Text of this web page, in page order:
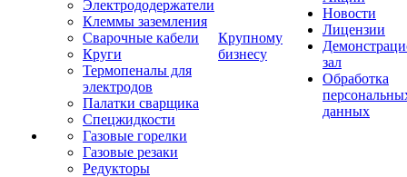
Электрододержатели
Клеммы заземления
Сварочные кабели
Круги
Термопеналы для
электродов
Палатки сварщика
Спецжидкости
Газовые горелки
Газовые резаки
Редукторы
Крупному
бизнесу
Новости
Лицензии
зал
Обработка
данных